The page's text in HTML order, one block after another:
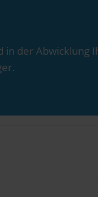
der Abwicklung